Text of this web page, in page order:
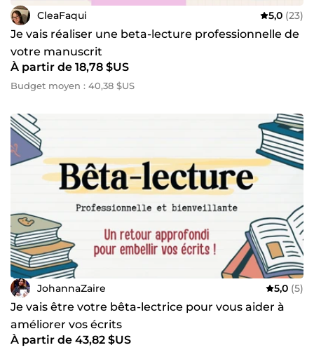
CleaFaqui 5,0 (23)
Je vais réaliser une beta-lecture professionnelle de
votre manuscrit
À partir de 18,78 $US
Budget moyen : 40,38 $US
JohannaZaire 5,0 (5)
Je vais être votre bêta-lectrice pour vous aider à
améliorer vos écrits
À partir de 43,82 $US